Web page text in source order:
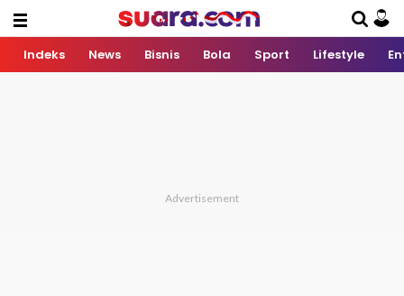
Indeks News Bisnis Bola Sport Lifestyle